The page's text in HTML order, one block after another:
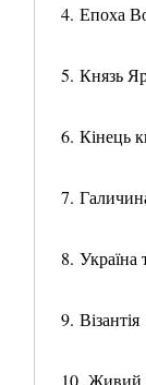
4. Епоха
5. Князь
6. Кінець
7.
8. Україна
9. Візантія
10. Живий